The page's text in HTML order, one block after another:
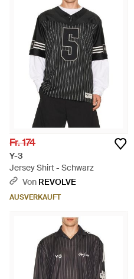
Fr. 174
Y-3
Jersey Shirt - Schwarz
Von REVOLVE
AUSVERKAUFT